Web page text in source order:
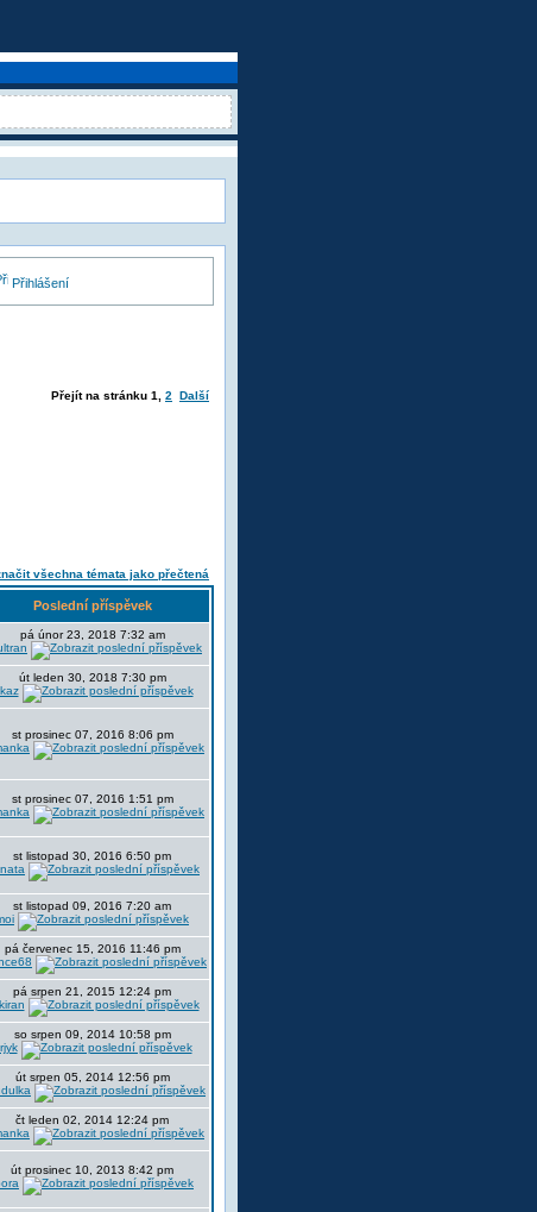
Přihlášení
Přejít na stránku 1 2 Další
všechna témata jako přečtená
Poslední příspěvek
pá únor 23, 2018 7:32 am
út leden 30, 2018 7:30 pm
st prosinec 07, 2016 8:06 pm
st prosinec 07, 2016 1:51 pm
st listopad 30, 2016 6:50 pm
st listopad 09, 2016 7:20 am
pá červenec 15, 2016 11:46 pm
pá srpen 21, 2015 12:24 pm
so srpen 09, 2014 10:58 pm
út srpen 05, 2014 12:56 pm
čt leden 02, 2014 12:24 pm
út prosinec 10, 2013 8:42 pm